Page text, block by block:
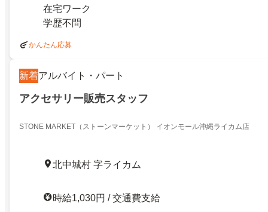
在宅ワーク
学歴不問
かんたん応募
新着アルバイト・パート
アクセサリー販売スタッフ
STONE MARKET（ストーンマーケット） イオンモール沖縄ライカム店
北中城村 字ライカム
時給1,030円 / 交通費支給